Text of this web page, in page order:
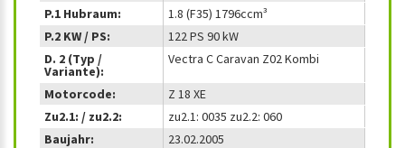
P.1 Hubraum:
1.8 (F35) 1796ccm³
P.2 KW / PS:
122 PS 90 kW
D. 2 (Typ /
Variante):
Vectra C Caravan Z02 Kombi
Motorcode:
Z 18 XE
Zu2.1: / zu2.2:
zu2.1: 0035 zu2.2: 060
Baujahr:
23.02.2005